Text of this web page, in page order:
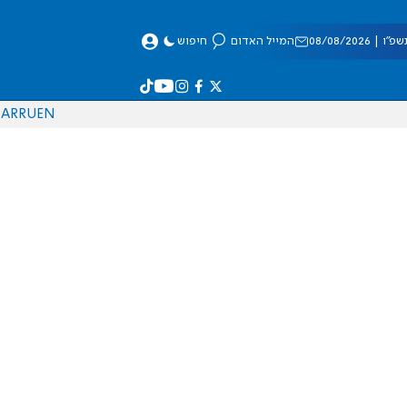
08/2026 המייל האדום חיפוש
EN
RU
AR